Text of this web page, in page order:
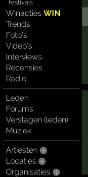
festivals
WinactiesWIN
Trends
Foto's
Video's
Interviews
Recensies
Radio
Leden
Forums
Verslagen (leden)
Muziek
Artiesten
Locaties
Organisaties